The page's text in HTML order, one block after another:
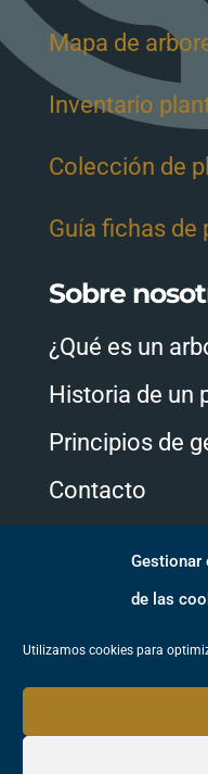
Gestionar
de las
Utilizamos cookies para
Mapa de
Inventario
Colección de
Guía fichas de
Sobre
¿Qué es un
Historia de un
Principios de
Contacto
Síguenos